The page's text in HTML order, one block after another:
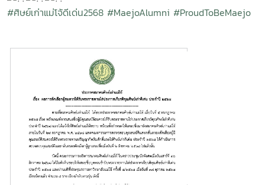
#ศิษย์เก่าแม่โจ้ดีเด่น2568 #MaejoAlumni #ProudToBeMaejo